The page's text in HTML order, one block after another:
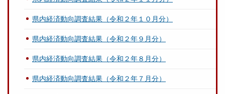
県内経済動向調査結果（令和２年１０月分）
県内経済動向調査結果（令和２年９月分）
県内経済動向調査結果（令和２年８月分）
県内経済動向調査結果（令和２年７月分）